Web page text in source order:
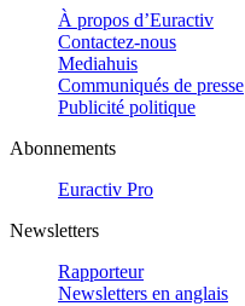
À propos d’Euractiv
Contactez-nous
Mediahuis
Communiqués de presse
Publicité politique
Abonnements
Euractiv Pro
Newsletters
Rapporteur
Newsletters en anglais